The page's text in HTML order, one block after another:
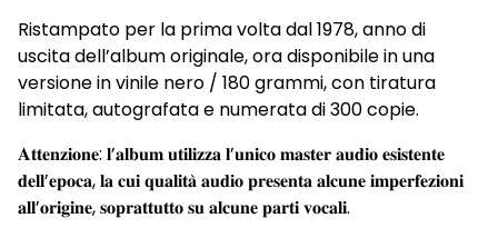
Ristampato per la prima volta dal 1978, anno di
uscita dell’album originale, ora disponibile in una
versione in vinile nero / 180 grammi, con tiratura
limitata, autografata e numerata di 300 copie.
𝐀𝐭𝐭𝐞𝐧𝐳𝐢𝐨𝐧𝐞: 𝐥’𝐚𝐥𝐛𝐮𝐦 𝐮𝐭𝐢𝐥𝐢𝐳𝐳𝐚 𝐥’𝐮𝐧𝐢𝐜𝐨 𝐦𝐚𝐬𝐭𝐞𝐫 𝐚𝐮𝐝𝐢𝐨 𝐞𝐬𝐢𝐬𝐭𝐞𝐧𝐭𝐞
𝐝𝐞𝐥𝐥’𝐞𝐩𝐨𝐜𝐚, 𝐥𝐚 𝐜𝐮𝐢 𝐪𝐮𝐚𝐥𝐢𝐭𝐚̀ 𝐚𝐮𝐝𝐢𝐨 𝐩𝐫𝐞𝐬𝐞𝐧𝐭𝐚 𝐚𝐥𝐜𝐮𝐧𝐞 𝐢𝐦𝐩𝐞𝐫𝐟𝐞𝐳𝐢𝐨𝐧𝐢
𝐚𝐥𝐥’𝐨𝐫𝐢𝐠𝐢𝐧𝐞, 𝐬𝐨𝐩𝐫𝐚𝐭𝐭𝐮𝐭𝐭𝐨 𝐬𝐮 𝐚𝐥𝐜𝐮𝐧𝐞 𝐩𝐚𝐫𝐭𝐢 𝐯𝐨𝐜𝐚𝐥𝐢.